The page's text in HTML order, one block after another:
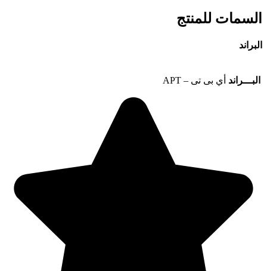
السمات للمنتج
البراند
البـــراند أي بى تى – APT